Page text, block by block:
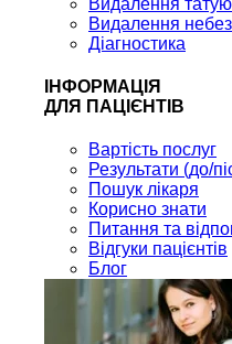
Видалення
Діагностика
ІНФОРМАЦІЯ
ДЛЯ ПАЦІЄНТІВ
Вартість послуг
Результати (до/
Пошук лікаря
Корисно знати
Питання та
Відгуки пацієнтів
Блог